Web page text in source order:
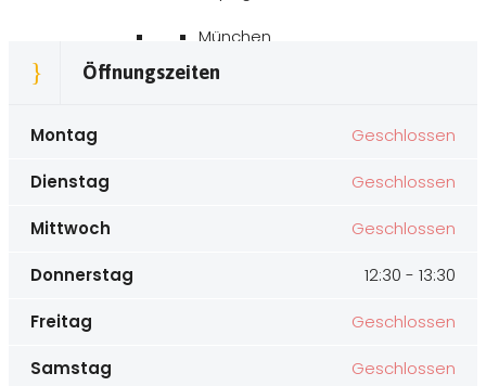
München
Münster
Blog & Magazin
Öffnungszeiten
Montag Geschlossen
Dienstag Geschlossen
Mittwoch Geschlossen
Donnerstag 12:30 - 13:30
Freitag Geschlossen
Samstag Geschlossen